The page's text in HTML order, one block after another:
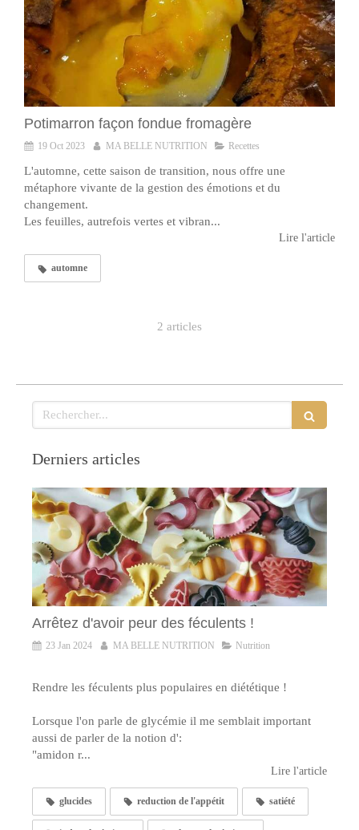
Potimarron façon fondue fromagère
19 Oct 2023 MA BELLE NUTRITION Recettes
L'automne, cette saison de transition, nous offre une
métaphore vivante de la gestion des émotions et du
changement.
Les feuilles, autrefois vertes et vibran...
Lire l'article
automne
2 articles
Rechercher
Derniers articles
Arrêtez d'avoir peur des féculents !
23 Jan 2024 MA BELLE NUTRITION Nutrition
Rendre les féculents plus populaires en diététique !
Lorsque l'on parle de glycémie il me semblait important
aussi de parler de la notion d':
"amidon r...
Lire l'article
glucides reduction de l'appétit satiété